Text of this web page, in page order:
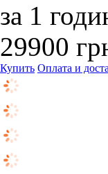
за 1
29900
Купить Оплата и